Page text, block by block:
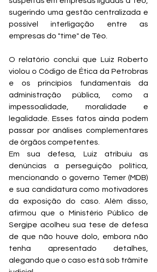
sugerindo uma gestão centralizada e
possível interligação entre as
empresas do "time" de Téo.
O relatório conclui que Luiz Roberto
violou o Código de Ética da Petrobras
e os princípios fundamentais da
administração pública, como a
impessoalidade, moralidade e
legalidade. Esses fatos ainda podem
passar por análises complementares
de órgãos competentes.
Em sua defesa, Luiz atribuiu as
denúncias a perseguição política,
mencionando o governo Temer (MDB)
e sua candidatura como motivadores
da exposição do caso. Além disso,
afirmou que o Ministério Público de
Sergipe acolheu sua tese de defesa
de que não houve dolo, embora não
tenha apresentado detalhes,
alegando que o caso está sob trâmite